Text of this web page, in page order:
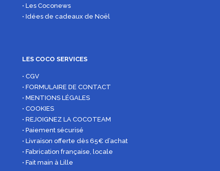
• Les Coconews
• Idées de cadeaux de Noël
LES COCO SERVICES
• CGV
• FORMULAIRE DE CONTACT
• MENTIONS LÉGALES
• COOKIES
• REJOIGNEZ LA COCOTEAM
• Paiement sécurisé
• Livraison offerte dès 65€ d’achat
• Fabrication française, locale
• Fait main à Lille